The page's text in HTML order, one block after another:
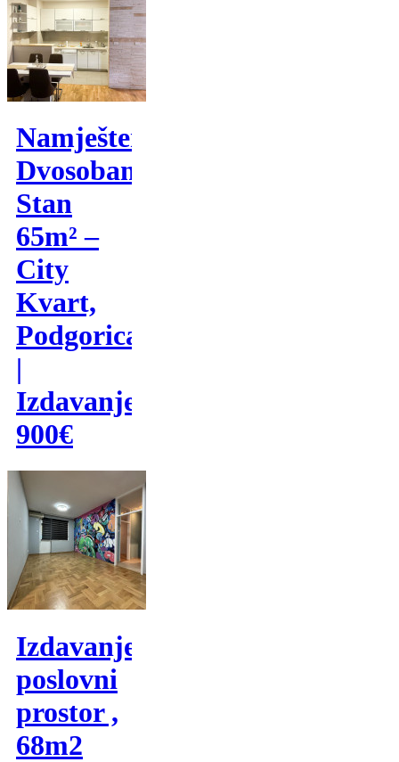
Namješten
Dvosoban
Stan
65m² –
City
Kvart,
Podgorica
|
Izdavanje
900€
Izdavanje,
poslovni
prostor ,
68m2